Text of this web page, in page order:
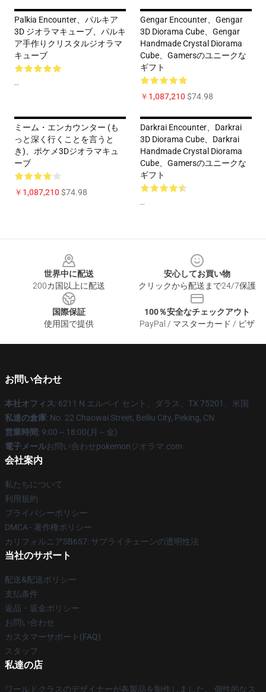
Palkia Encounter、パルキア
3D ジオラマキューブ、パルキ
ア手作りクリスタルジオラマ
キューブ
--
Gengar Encounter、Gengar
3D Diorama Cube、Gengar
Handmade Crystal Diorama
Cube、Gamersのユニークな
ギフト
￥1,087,210$74.98
ミーム・エンカウンター (も
っと深く行くことを言うと
き)、ポケメ3Dジオラマキュ
ーブ
￥1,087,210$74.98
Darkrai Encounter、Darkrai
3D Diorama Cube、Darkrai
Handmade Crystal Diorama
Cube、Gamersのユニークな
ギフト
--
世界中に配送
200カ国以上に配送
安心してお買い物
クリックから配送まで24/7保護
国際保証
使用国で提供
100％安全なチェックアウト
PayPal / マスターカード / ビザ
お問い合わせ
本社オフィス: 6211 N エルベイ セント、ダラス、TX 75201、米国
私達の倉庫: No. 22 Chaowai Street, Beiliu City, Peking, CN
営業時間: 9:00～18:00(月～金)
電子メールお問い合わせpokemonジオラマ.com
会社案内
私たちについて
利用規約
プライバシーポリシー
DMCA - 著作権ポリシー
カリフォルニアSB657: サプライチェーンの透明性法
当社のサポート
配送&配送ポリシー
支払条件
返品・返金ポリシー
お問い合わせ
カスタマーサポート(FAQ)
スタッフ
私達の店
ワールドクラスのデザイナーが各製品を制作しました。 個性的なス